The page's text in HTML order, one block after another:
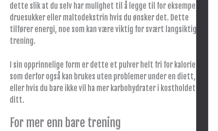
dette slik at du selv har mulighet til å legge til for eksempel
druesukker eller maltodekstrin hvis du ønsker det. Dette
tilfører energi, noe som kan være viktig for svært langsiktig
trening.
I sin opprinnelige form er dette et pulver helt fri for kalorier
som derfor også kan brukes uten problemer under en diett,
eller hvis du bare ikke vil ha mer karbohydrater i kostholdet
ditt.
For mer enn bare trening